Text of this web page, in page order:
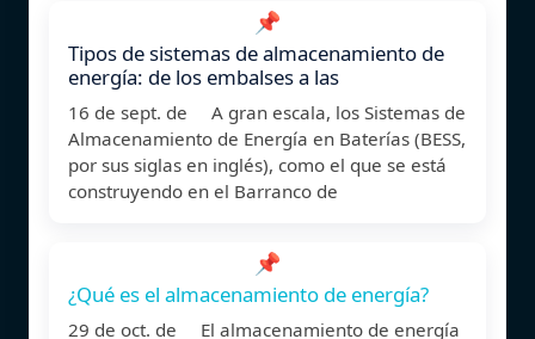
📌
Tipos de sistemas de almacenamiento de
energía: de los embalses a las
16 de sept. de A gran escala, los Sistemas de
Almacenamiento de Energía en Baterías (BESS,
por sus siglas en inglés), como el que se está
construyendo en el Barranco de
📌
¿Qué es el almacenamiento de energía?
29 de oct. de El almacenamiento de energía